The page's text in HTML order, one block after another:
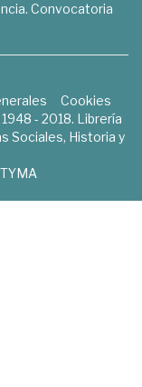
Convocatoria
Cookies
- 2018. Librería
Sociales, Historia y